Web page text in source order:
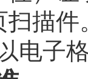
扫描件
电子